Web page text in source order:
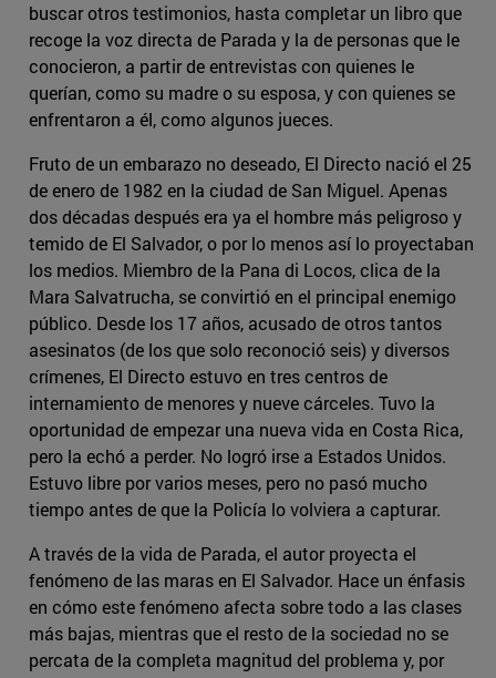
buscar otros testimonios, hasta completar un libro que
recoge la voz directa de Parada y la de personas que le
conocieron, a partir de entrevistas con quienes le
querían, como su madre o su esposa, y con quienes se
enfrentaron a él, como algunos jueces.
Fruto de un embarazo no deseado, El Directo nació el 25
de enero de 1982 en la ciudad de San Miguel. Apenas
dos décadas después era ya el hombre más peligroso y
temido de El Salvador, o por lo menos así lo proyectaban
los medios. Miembro de la Pana di Locos, clica de la
Mara Salvatrucha, se convirtió en el principal enemigo
público. Desde los 17 años, acusado de otros tantos
asesinatos (de los que solo reconoció seis) y diversos
crímenes, El Directo estuvo en tres centros de
internamiento de menores y nueve cárceles. Tuvo la
oportunidad de empezar una nueva vida en Costa Rica,
pero la echó a perder. No logró irse a Estados Unidos.
Estuvo libre por varios meses, pero no pasó mucho
tiempo antes de que la Policía lo volviera a capturar.
A través de la vida de Parada, el autor proyecta el
fenómeno de las maras en El Salvador. Hace un énfasis
en cómo este fenómeno afecta sobre todo a las clases
más bajas, mientras que el resto de la sociedad no se
percata de la completa magnitud del problema y, por